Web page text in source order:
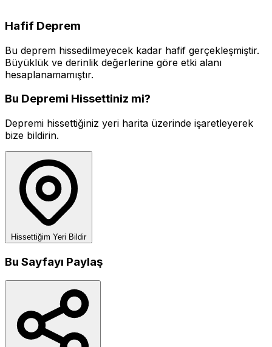
Hafif Deprem
Bu deprem hissedilmeyecek kadar hafif gerçekleşmiştir.
Büyüklük ve derinlik değerlerine göre etki alanı
hesaplanamamıştır.
Bu Depremi Hissettiniz mi?
Depremi hissettiğiniz yeri harita üzerinde işaretleyerek
bize bildirin.
Hissettiğim Yeri Bildir
Bu Sayfayı Paylaş